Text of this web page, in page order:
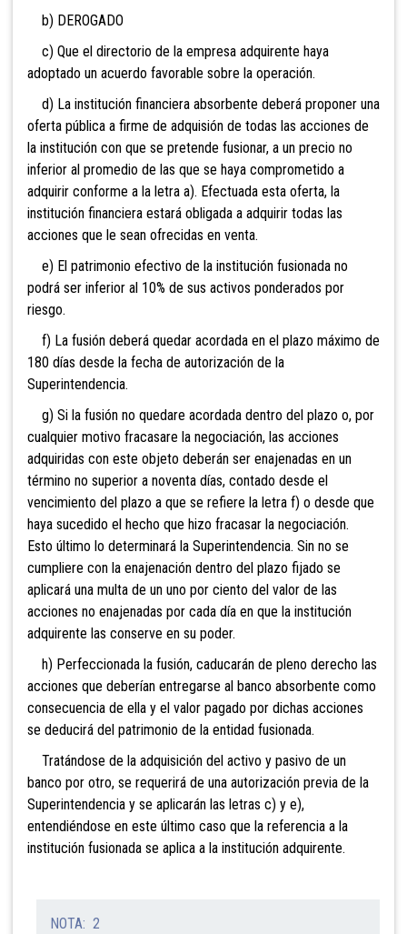
b) DEROGADO
c) Que el directorio de la empresa adquirente haya
adoptado un acuerdo favorable sobre la operación.
d) La institución financiera absorbente deberá proponer una
oferta pública a firme de adquisión de todas las acciones de
la institución con que se pretende fusionar, a un precio no
inferior al promedio de las que se haya comprometido a
adquirir conforme a la letra a). Efectuada esta oferta, la
institución financiera estará obligada a adquirir todas las
acciones que le sean ofrecidas en venta.
e) El patrimonio efectivo de la institución fusionada no
podrá ser inferior al 10% de sus activos ponderados por
riesgo.
f) La fusión deberá quedar acordada en el plazo máximo de
180 días desde la fecha de autorización de la
Superintendencia.
g) Si la fusión no quedare acordada dentro del plazo o, por
cualquier motivo fracasare la negociación, las acciones
adquiridas con este objeto deberán ser enajenadas en un
término no superior a noventa días, contado desde el
vencimiento del plazo a que se refiere la letra f) o desde que
haya sucedido el hecho que hizo fracasar la negociación.
Esto último lo determinará la Superintendencia. Sin no se
cumpliere con la enajenación dentro del plazo fijado se
aplicará una multa de un uno por ciento del valor de las
acciones no enajenadas por cada día en que la institución
adquirente las conserve en su poder.
h) Perfeccionada la fusión, caducarán de pleno derecho las
acciones que deberían entregarse al banco absorbente como
consecuencia de ella y el valor pagado por dichas acciones
se deducirá del patrimonio de la entidad fusionada.
Tratándose de la adquisición del activo y pasivo de un
banco por otro, se requerirá de una autorización previa de la
Superintendencia y se aplicarán las letras c) y e),
entendiéndose en este último caso que la referencia a la
institución fusionada se aplica a la institución adquirente.
NOTA: 2